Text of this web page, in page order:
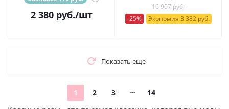
2 380руб./шт
16 907 руб.
-25%
Экономия 3 382 руб.
Показать еще
1 2 3 14